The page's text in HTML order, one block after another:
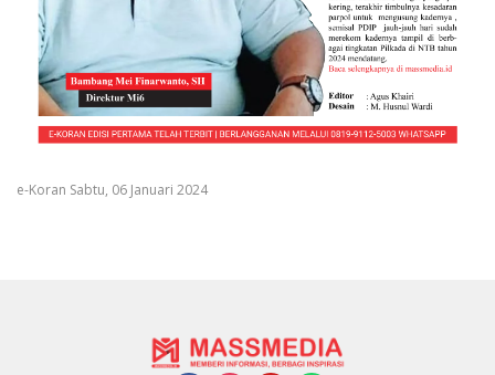
e-Koran Sabtu, 06 Januari 2024